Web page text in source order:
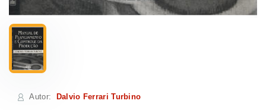
Autor: Dalvio Ferrari Turbino